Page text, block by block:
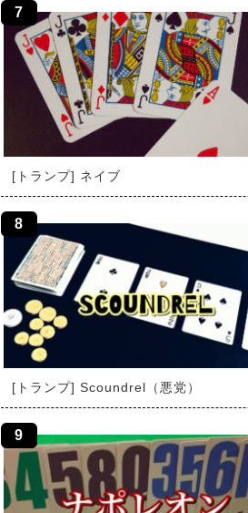
[トランプ] ネイブ
[トランプ] Scoundrel（悪党）